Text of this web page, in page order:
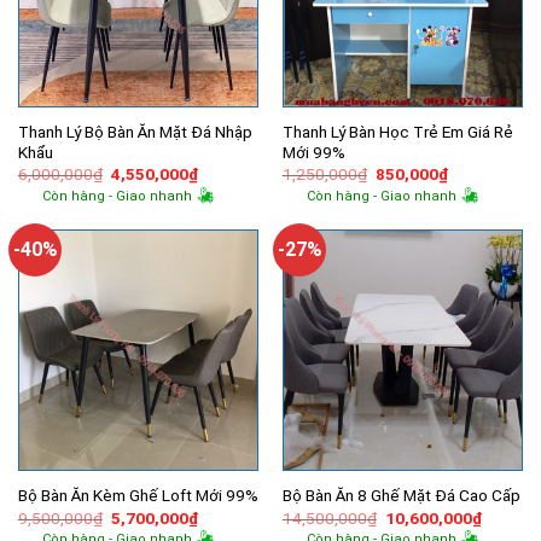
Thanh Lý Bộ Bàn Ăn Mặt Đá Nhập
Khẩu
6,000,000₫ Giá
gốc
là:
4,550,000₫Giá
hiện
tại
4,550,000₫.
Còn hàng - Giao nhanh
Thanh Lý Bàn Học Trẻ Em Giá Rẻ
Mới 99%
1,250,000₫ Giá
gốc
là:
850,000₫Giá
hiện
tại
850,000₫.
Còn hàng - Giao nhanh
-40%
Bộ Bàn Ăn Kèm Ghế Loft Mới 99%
9,500,000₫ Giá
gốc
5,700,000₫Giá
hiện
-27%
Bộ Bàn Ăn 8 Ghế Mặt Đá Cao Cấp
14,500,000₫ Giá
gốc
10,600,000₫Giá
hiện